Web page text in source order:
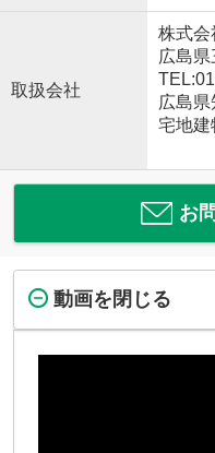
取扱会社
株式会
広島
広島
宅地建
お
動画を閉じる